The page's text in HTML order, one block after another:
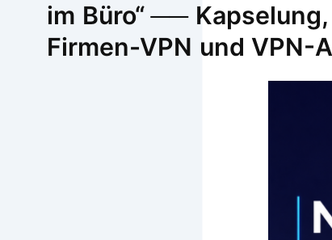
im Büro“ ──
Firmen-VPN und VPN-